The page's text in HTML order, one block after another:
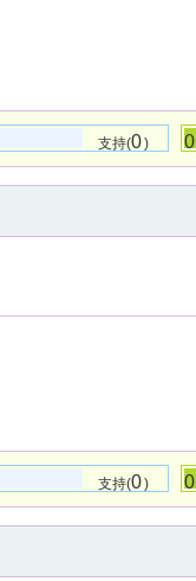
支持(0) 0
支持(0) 0